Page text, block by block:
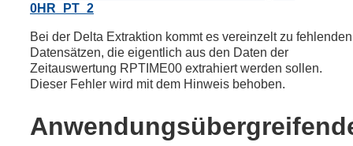
0HR_PT_2
Bei der Delta Extraktion kommt es vereinzelt zu fehlenden
Datensätzen, die eigentlich aus den Daten der
Zeitauswertung RPTIME00 extrahiert werden sollen.
Dieser Fehler wird mit dem Hinweis behoben.